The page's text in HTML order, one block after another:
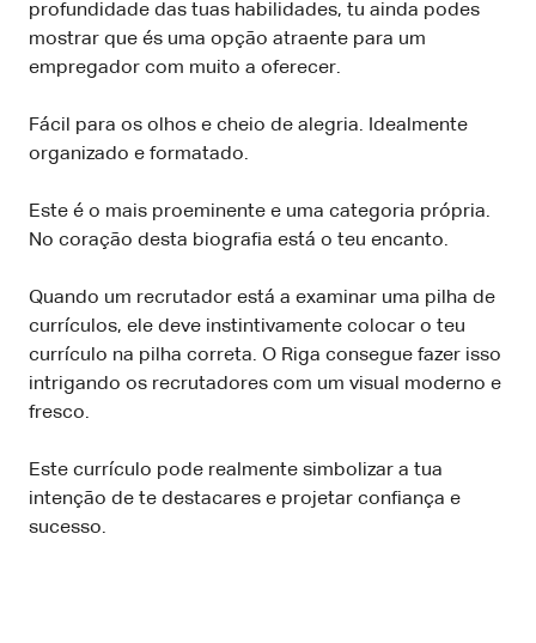
profundidade das tuas habilidades, tu ainda podes
mostrar que és uma opção atraente para um
empregador com muito a oferecer.
Fácil para os olhos e cheio de alegria. Idealmente
organizado e formatado.
Este é o mais proeminente e uma categoria própria.
No coração desta biografia está o teu encanto.
Quando um recrutador está a examinar uma pilha de
currículos, ele deve instintivamente colocar o teu
currículo na pilha correta. O Riga consegue fazer isso
intrigando os recrutadores com um visual moderno e
fresco.
Este currículo pode realmente simbolizar a tua
intenção de te destacares e projetar confiança e
sucesso.